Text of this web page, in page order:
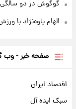
گوگوش در دو سالگی و
الهام پاوه‌نژاد با
صفحه خبر - وب
اقتصاد ایران
سبک ایده آل